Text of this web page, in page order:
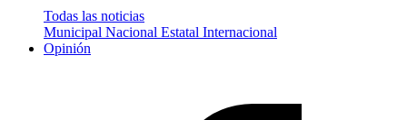
Todas las noticias
Municipal Nacional Estatal Internacional
Opinión